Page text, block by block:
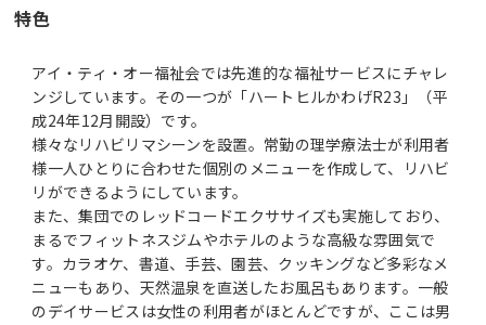
特色
アイ・ティ・オー福祉会では先進的な福祉サービスにチャレ
ンジしています。その一つが「ハートヒルかわげR23」（平
成24年12月開設）です。
様々なリハビリマシーンを設置。常勤の理学療法士が利用者
様一人ひとりに合わせた個別のメニューを作成して、リハビ
リができるようにしています。
また、集団でのレッドコードエクササイズも実施しており、
まるでフィットネスジムやホテルのような高級な雰囲気で
す。カラオケ、書道、手芸、園芸、クッキングなど多彩なメ
ニューもあり、天然温泉を直送したお風呂もあります。一般
のデイサービスは女性の利用者がほとんどですが、ここは男